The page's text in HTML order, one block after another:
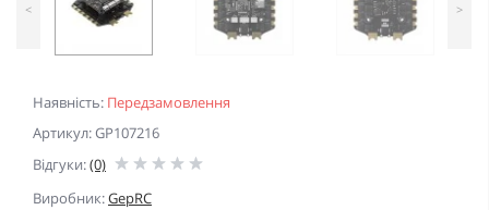
Наявність: Передзамовлення
Артикул: GP107216
Відгуки:(0)
Виробник:GepRC
< >